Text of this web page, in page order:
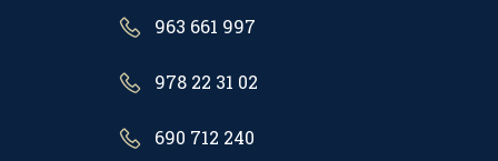
963 661 997
978 22 31 02
690 712 240